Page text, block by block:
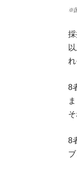
※
8
8